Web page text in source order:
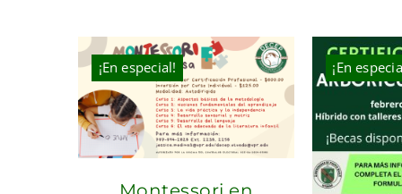
$300.00.$250.00.
¡En especial! ¡En